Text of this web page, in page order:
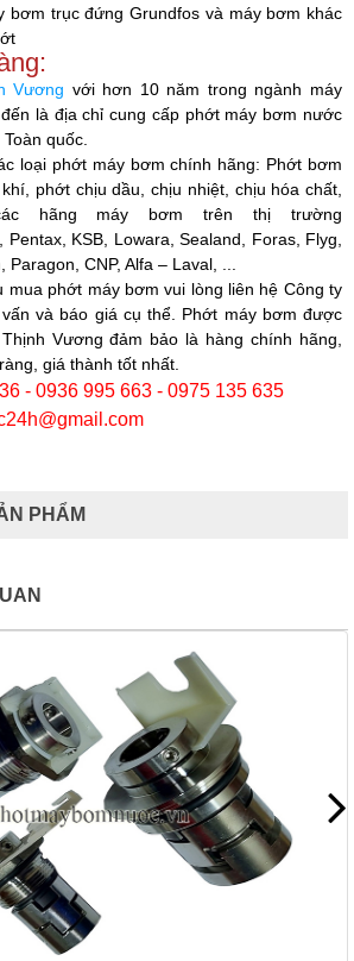
bơm trục đứng Grundfos và máy bơm khác
Vương với hơn 10 năm trong ngành máy
là địa chỉ cung cấp phớt máy bơm nước
quốc.
loại phớt máy bơm chính hãng: Phớt bơm
phớt chịu dầu, chịu nhiệt, chịu hóa chất,
hãng máy bơm trên thị trường
Pentax, KSB, Lowara, Sealand, Foras, Flyg,
CNP, Alfa – Laval, ...
mua phớt máy bơm vui lòng liên hệ Công ty
và báo giá cụ thể. Phớt máy bơm được
Vươngđảm bảo là hàng chính hãng,
giá thành tốt nhất.
- 0936 995 663 - 0975 135 635
PHẨM